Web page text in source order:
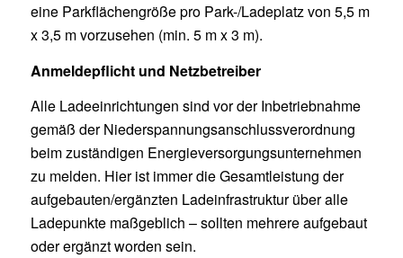
eine Parkflächengröße pro Park-/Ladeplatz von 5,5 m
x 3,5 m vorzusehen (min. 5 m x 3 m).
Anmeldepflicht und Netzbetreiber
Alle Ladeeinrichtungen sind vor der Inbetriebnahme
gemäß der Niederspannungsanschlussverordnung
beim zuständigen Energieversorgungsunternehmen
zu melden. Hier ist immer die Gesamtleistung der
aufgebauten/ergänzten Ladeinfrastruktur über alle
Ladepunkte maßgeblich – sollten mehrere aufgebaut
oder ergänzt worden sein.